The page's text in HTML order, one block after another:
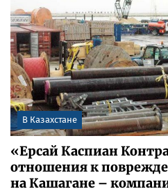
В Казахстане
«Ерсай Каспиан
отношения к
на Кашагане –